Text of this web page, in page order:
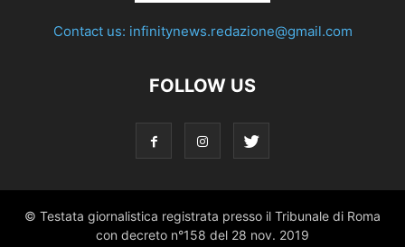
Contact us: infinitynews.redazione@gmail.com
FOLLOW US
© Testata giornalistica registrata presso il Tribunale di Roma
con decreto n°158 del 28 nov. 2019